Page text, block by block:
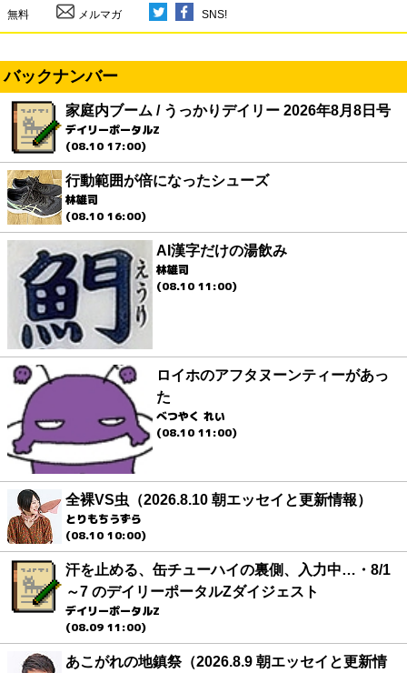
無料 メルマガ SNS!
バックナンバー
家庭内ブーム / うっかりデイリー 2026年8月8日号
デイリーポータルZ
(08.10 17:00)
行動範囲が倍になったシューズ
林雄司
(08.10 16:00)
AI漢字だけの湯飲み
林雄司
(08.10 11:00)
ロイホのアフタヌーンティーがあっ
た
べつやく れい
(08.10 11:00)
全裸VS虫（2026.8.10 朝エッセイと更新情報）
とりもちうずら
(08.10 10:00)
汗を止める、缶チューハイの裏側、入力中…・8/1
～7 のデイリーポータルZダイジェスト
デイリーポータルZ
(08.09 11:00)
あこがれの地鎮祭（2026.8.9 朝エッセイと更新情